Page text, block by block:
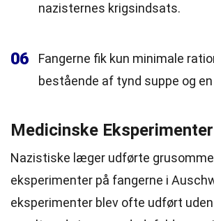
nazisternes krigsindsats.
06
Fangerne fik kun minimale
bestående af tynd suppe og
Medicinske Eksperimenter
Nazistiske læger udførte
eksperimenter på fangerne i
eksperimenter blev ofte udført